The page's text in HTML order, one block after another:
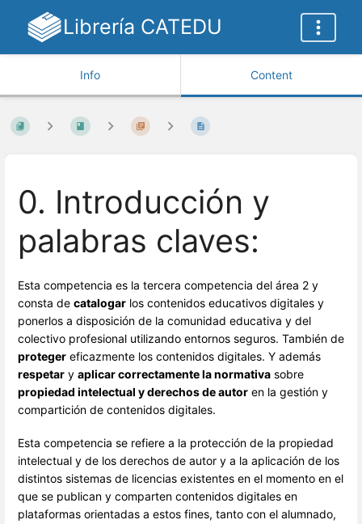
Librería CATEDU
Info Content
0. Introducción y
palabras claves:
Esta competencia es la tercera competencia del área 2 y
consta de catalogar los contenidos educativos digitales y
ponerlos a disposición de la comunidad educativa y del
colectivo profesional utilizando entornos seguros. También de
proteger eficazmente los contenidos digitales. Y además
respetar y aplicar correctamente la normativa sobre
propiedad intelectual y derechos de autor en la gestión y
compartición de contenidos digitales.
Esta competencia se refiere a la protección de la propiedad
intelectual y de los derechos de autor y a la aplicación de los
distintos sistemas de licencias existentes en el momento en el
que se publican y comparten contenidos digitales en
plataformas orientadas a estos fines, tanto con el alumnado,